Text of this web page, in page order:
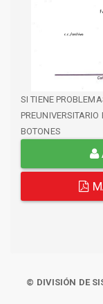
SI TIENE
BOTONES
© DIVISIÓN DE